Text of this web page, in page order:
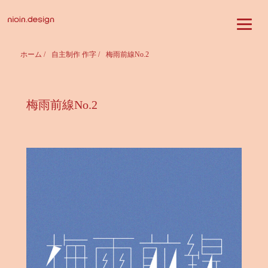
ホーム / 自主制作 作字 / 梅雨前線No.2
梅雨前線No.2